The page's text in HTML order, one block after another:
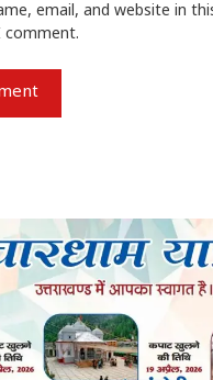
email, and website in